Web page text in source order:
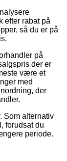
efter rabat på
så du er på
på
der er
være et
med
der
Som alternativ
forudsat du
periode.